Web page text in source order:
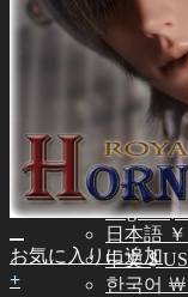
よくあ
カスタ
THE GEM
English $
日本語
中文 $
한국어
NEO
English $
日本語
中文 $
한국어
お気に入りに追加
+